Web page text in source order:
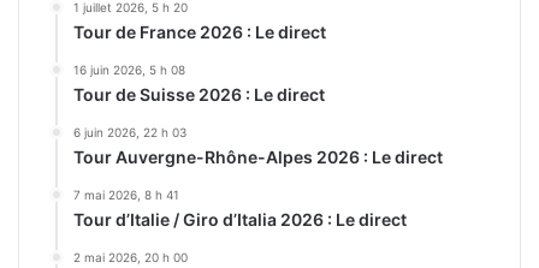
1 juillet 2026, 5 h 20
Tour de France 2026 : Le direct
16 juin 2026, 5 h 08
Tour de Suisse 2026 : Le direct
6 juin 2026, 22 h 03
Tour Auvergne-Rhône-Alpes 2026 : Le direct
7 mai 2026, 8 h 41
Tour d’Italie / Giro d’Italia 2026 : Le direct
2 mai 2026, 20 h 00